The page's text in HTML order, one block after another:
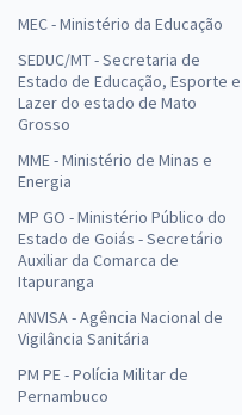
MEC - Ministério da Educação
SEDUC/MT - Secretaria de
Estado de Educação, Esporte e
Lazer do estado de Mato
Grosso
MME - Ministério de Minas e
Energia
MP GO - Ministério Público do
Estado de Goiás - Secretário
Auxiliar da Comarca de
Itapuranga
ANVISA - Agência Nacional de
Vigilância Sanitária
PM PE - Polícia Militar de
Pernambuco